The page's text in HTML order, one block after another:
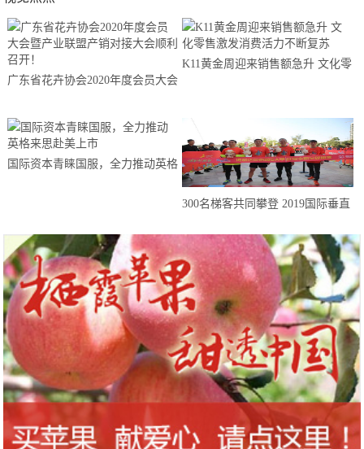
广东省花卉协会2020年度会员大会
开！
K11黄金周迎来销售额急升 文化零
国际资本青睐国服，全力推动英格
300名梯客共同攀登 2019国际垂直
站欢乐开跑